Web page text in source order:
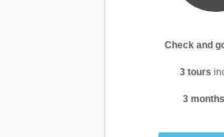
Check and
3 tours
3 months